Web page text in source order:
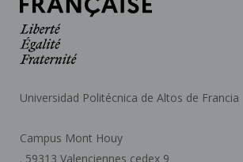
Universidad Politécnica de Altos de Francia
Campus Mont Houy
. 59313 Valenciennes cedex 9